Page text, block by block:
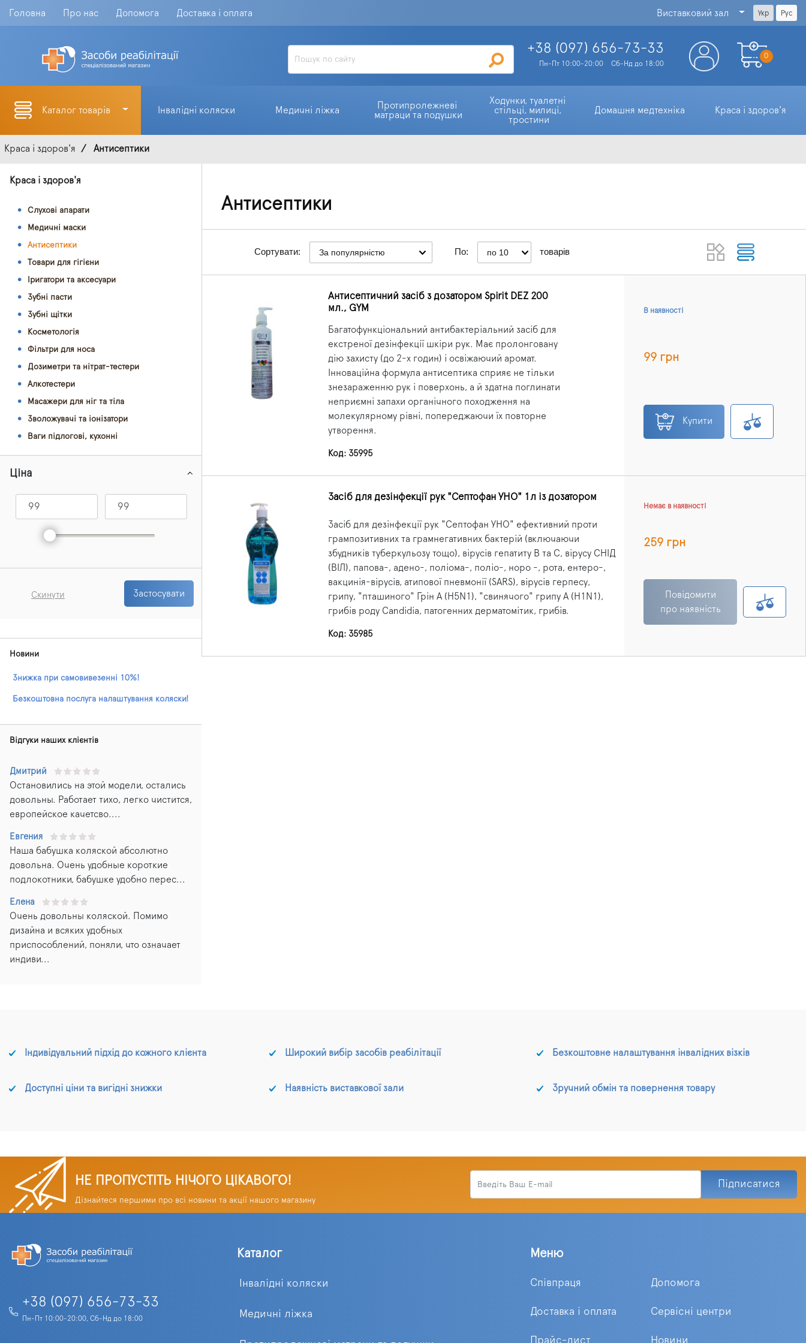
Головна Про нас Допомога Доставка і оплата Виставковий зал Укр Рус
+38 (097) 656-73-33
Пн-Пт 10:00-20:00 Сб-Нд до 18:00
0
Каталог товарів Інвалідні коляски Медичні ліжка
Протипролежневі
матраци та подушки
Ходунки, туалетні
стільці, милиці,
тростини
Домашня медтехніка Краса і здоров'я
Краса і здоров'я Антисептики
Краса і здоров'я
Слухові апарати
Медичні маски
Антисептики
Товари для гігієни
Іригатори та аксесуари
Зубні пасти
Зубні щітки
Косметологія
Фільтри для носа
Дозиметри та нітрат-тестери
Алкотестери
Масажери для ніг та тіла
Зволожувачі та іонізатори
Ваги підлогові, кухонні
Ціна
Скинути Застосувати
Новини
Знижка при самовивезенні 10%!
Безкоштовна послуга налаштування коляски!
Відгуки наших клієнтів
Дмитрий
Остановились на этой модели, остались
довольны. Работает тихо, легко чистится,
европейское качетсво....
Евгения
Наша бабушка коляской абсолютно
довольна. Очень удобные короткие
подлокотники, бабушке удобно перес...
Елена
Очень довольны коляской. Помимо
дизайна и всяких удобных
приспособлений, поняли, что означает
индиви...
Антисептики
Сортувати: За популярністю По: по 10 товарів
Антисептичний засіб з дозатором Spirit DEZ 200
мл., GYM
Багатофункціональний антибактеріальний засіб для
екстреної дезінфекції шкіри рук. Має пролонговану
дію захисту (до 2-х годин) і освіжаючий аромат.
Інноваційна формула антисептика сприяє не тільки
знезараженню рук і поверхонь, а й здатна поглинати
неприємні запахи органічного походження на
молекулярному рівні, попереджаючи їх повторне
утворення.
Код: 35995
В наявності
99 грн
Купити
Засіб для дезінфекції рук "Септофан УНО" 1л із дозатором
Засіб для дезінфекції рук "Септофан УНО" ефективний проти
грампозитивних та грамнегативних бактерій (включаючи
збудників туберкульозу тощо), вірусів гепатиту В та С, вірусу СНІД
(ВІЛ), папова-, адено-, поліома-, поліо-, норо -, рота, ентеро-,
вакцинія-вірусів, атипової пневмонії (SARS), вірусів герпесу,
грипу, "пташиного" Грін А (H5N1), "свинячого" грипу A (H1N1),
грибів роду Candidia, патогенних дерматомітик, грибів.
Код: 35985
Немає в наявності
259 грн
Повідомити
про наявність
Індивідуальний підхід до кожного клієнта Широкий вибір засобів реабілітації
Доступні ціни та вигідні знижки Наявність виставкової зали
Безкоштовне налаштування інвалідних візків
Зручний обмін та повернення товару
НЕ ПРОПУСТІТЬ НІЧОГО ЦІКАВОГО!
Дізнайтеся першими про всі новини та акції нашого магазину
Підписатися
+38 (097) 656-73-33
Пн-Пт 10:00-20:00, Сб-Нд до 18:00
Каталог
Інвалідні коляски
Медичні ліжка
Меню
Співпраця Допомога
Доставка і оплата Сервісні центри
Прайс-лист Новини